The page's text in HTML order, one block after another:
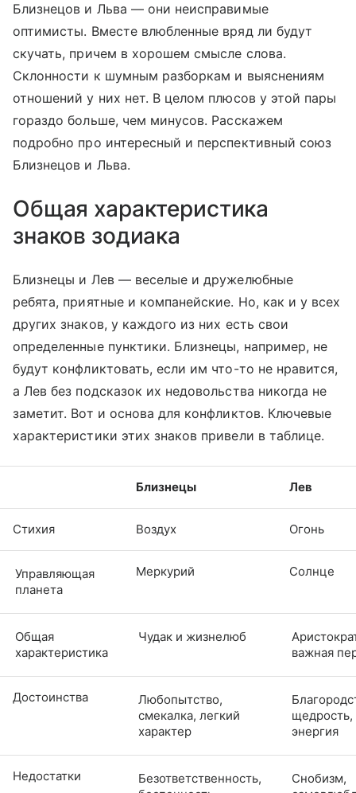
Близнецов и Льва — они неисправимые
оптимисты. Вместе влюбленные вряд ли будут
скучать, причем в хорошем смысле слова.
Склонности к шумным разборкам и выяснениям
отношений у них нет. В целом плюсов у этой пары
гораздо больше, чем минусов. Расскажем
подробно про интересный и перспективный союз
Близнецов и Льва.
Общая характеристика
знаков зодиака
Близнецы и Лев — веселые и дружелюбные
ребята, приятные и компанейские. Но, как и у всех
других знаков, у каждого из них есть свои
определенные пунктики. Близнецы, например, не
будут конфликтовать, если им что-то не нравится,
а Лев без подсказок их недовольства никогда не
заметит. Вот и основа для конфликтов. Ключевые
характеристики этих знаков привели в таблице.
Близнецы Лев
Стихия Воздух Огонь
Управляющая
планета
Меркурий Солнце
Общая
характеристика
Чудак и жизнелюб
важная
Достоинства
Любопытство,
смекалка, легкий
характер
щедрость,
энергия
Недостатки
Безответственность,
Снобизм,